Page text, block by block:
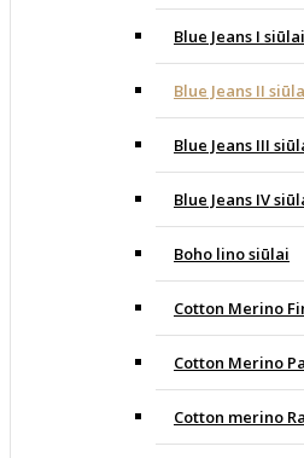
Blue Jeans I siūlai
Blue Jeans II
Blue Jeans III
Blue Jeans IV
Boho lino siūlai
Cotton Merino
Cotton Merino
Cotton merino